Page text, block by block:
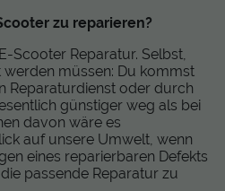
zu reparieren?
Scooter Reparatur. Selbst,
müssen: Du kommst
Reparaturdienst oder durch
günstiger weg als bei
davon wäre es
auf unsere Umwelt, wenn
eines reparierbaren Defekts
passende Reparatur zu